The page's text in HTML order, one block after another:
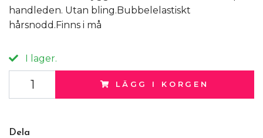
handleden. Utan bling.Bubbelelastiskt
hårsnodd.Finns i må
I lager.
LÄGG I KORGEN
Dela